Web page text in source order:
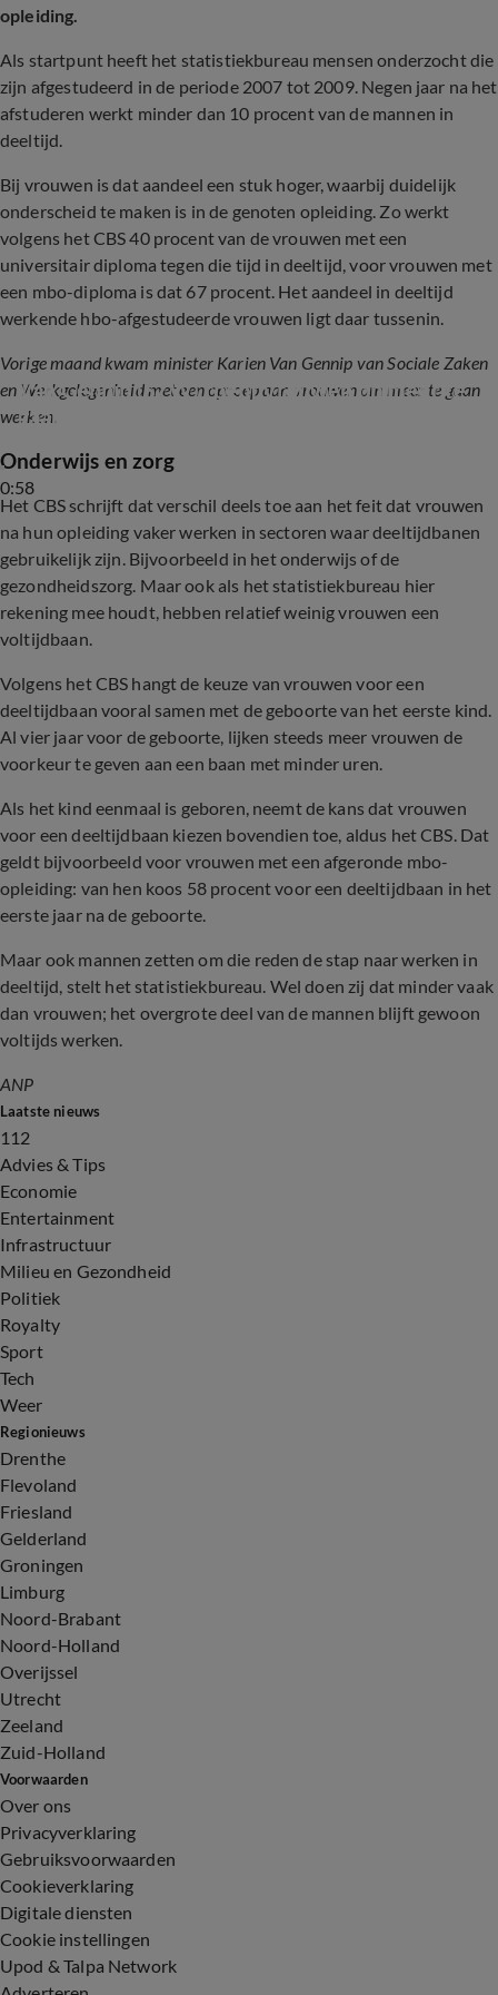
opleiding.
Als startpunt heeft het statistiekbureau mensen onderzocht die
zijn afgestudeerd in de periode 2007 tot 2009. Negen jaar na het
afstuderen werkt minder dan 10 procent van de mannen in
deeltijd.
Bij vrouwen is dat aandeel een stuk hoger, waarbij duidelijk
onderscheid te maken is in de genoten opleiding. Zo werkt
volgens het CBS 40 procent van de vrouwen met een
universitair diploma tegen die tijd in deeltijd, voor vrouwen met
een mbo-diploma is dat 67 procent. Het aandeel in deeltijd
werkende hbo-afgestudeerde vrouwen ligt daar tussenin.
Vorige maand kwam minister Karien Van Gennip van Sociale Zaken
en Werkgelegenheid met een oproep aan vrouwen om meer te gaan
werken.
0:58
Van Gennip (SZW) roept vrouwen op meer te
gaan werken
Onderwijs en zorg
Het CBS schrijft dat verschil deels toe aan het feit dat vrouwen
na hun opleiding vaker werken in sectoren waar deeltijdbanen
gebruikelijk zijn. Bijvoorbeeld in het onderwijs of de
gezondheidszorg. Maar ook als het statistiekbureau hier
rekening mee houdt, hebben relatief weinig vrouwen een
voltijdbaan.
Volgens het CBS hangt de keuze van vrouwen voor een
deeltijdbaan vooral samen met de geboorte van het eerste kind.
Al vier jaar voor de geboorte, lijken steeds meer vrouwen de
voorkeur te geven aan een baan met minder uren.
Als het kind eenmaal is geboren, neemt de kans dat vrouwen
voor een deeltijdbaan kiezen bovendien toe, aldus het CBS. Dat
geldt bijvoorbeeld voor vrouwen met een afgeronde mbo-
opleiding: van hen koos 58 procent voor een deeltijdbaan in het
eerste jaar na de geboorte.
Maar ook mannen zetten om die reden de stap naar werken in
deeltijd, stelt het statistiekbureau. Wel doen zij dat minder vaak
dan vrouwen; het overgrote deel van de mannen blijft gewoon
voltijds werken.
ANP
Laatste nieuws
112
Advies & Tips
Economie
Entertainment
Infrastructuur
Milieu en Gezondheid
Politiek
Royalty
Sport
Tech
Weer
Regionieuws
Drenthe
Flevoland
Friesland
Gelderland
Groningen
Limburg
Noord-Brabant
Noord-Holland
Overijssel
Utrecht
Zeeland
Zuid-Holland
Voorwaarden
Over ons
Privacyverklaring
Gebruiksvoorwaarden
Cookieverklaring
Digitale diensten
Cookie instellingen
Upod & Talpa Network